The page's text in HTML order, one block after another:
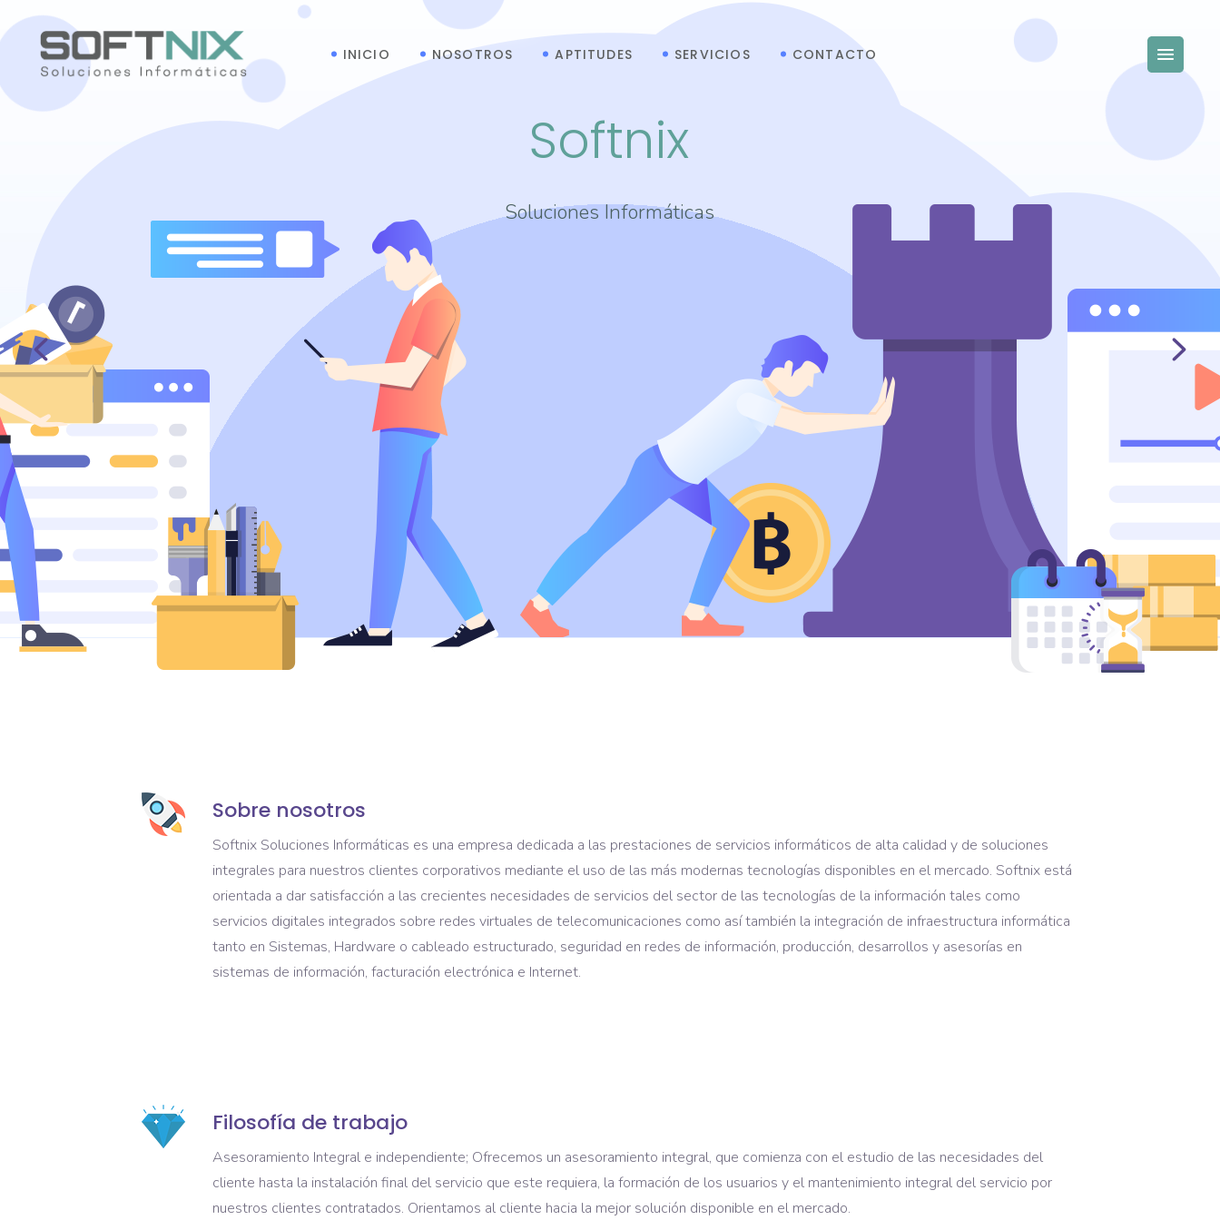
INICIO NOSOTROS APTITUDES SERVICIOS CONTACTO
Softnix
Soluciones Informáticas
Sobre nosotros
Softnix Soluciones Informáticas es una empresa dedicada a las prestaciones de servicios informáticos de alta calidad y de soluciones
integrales para nuestros clientes corporativos mediante el uso de las más modernas tecnologías disponibles en el mercado. Softnix está
orientada a dar satisfacción a las crecientes necesidades de servicios del sector de las tecnologías de la información tales como
servicios digitales integrados sobre redes virtuales de telecomunicaciones como así también la integración de infraestructura informática
tanto en Sistemas, Hardware o cableado estructurado, seguridad en redes de información, producción, desarrollos y asesorías en
sistemas de información, facturación electrónica e Internet.
Filosofía de trabajo
Asesoramiento Integral e independiente; Ofrecemos un asesoramiento integral, que comienza con el estudio de las necesidades del
cliente hasta la instalación final del servicio que este requiera, la formación de los usuarios y el mantenimiento integral del servicio por
nuestros clientes contratados. Orientamos al cliente hacia la mejor solución disponible en el mercado.